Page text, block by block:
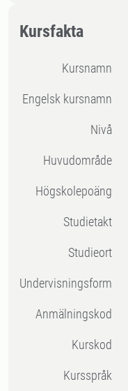
Kursfakta
Kursnamn
Engelsk kursnamn
Nivå
Huvudområde
högskolepoäng
Studietakt
Studieort
Undervisningsform
Anmälningskod
Kurskod
Kursspråk